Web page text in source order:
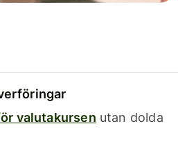
valutakursen utan dolda